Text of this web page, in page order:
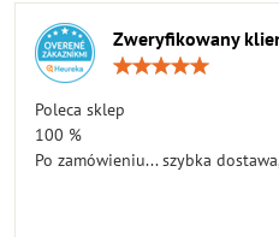
Zweryfikowany
Poleca sklep
100 %
Po zamówieniu... szybka